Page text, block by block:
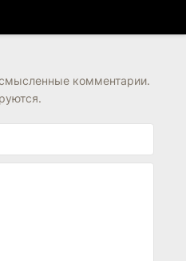
комментарии.